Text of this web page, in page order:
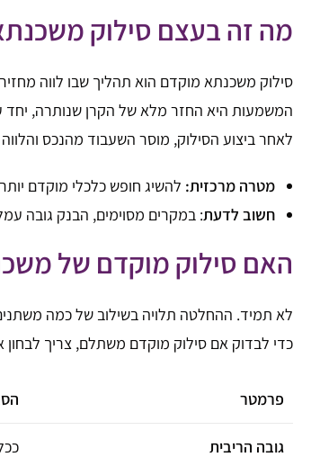
מה זה בעצם סילוק
סילוק משכנתא מוקדם הוא תהליך שבו לווה
המשמעות היא החזר מלא של הקרן שנותרה,
לאחר ביצוע הסילוק, מוסר השעבוד מהנכס
מטרה מרכזית: להשיג חופש כלכלי מוקדם
חשוב לדעת: במקרים מסוימים, הבנק גובה
האם סילוק מוקדם של
לא תמיד. ההחלטה תלויה בשילוב של כמה משתנים
כדי לבדוק אם סילוק מוקדם משתלם, צריך
פרמטר
גובה הריבית